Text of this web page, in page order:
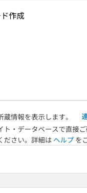
作成
情報を表示します。
・データベースで直接
ださい。詳細は ヘルプ を